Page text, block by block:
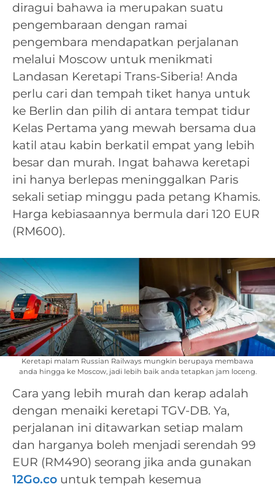
diragui bahawa ia merupakan suatu
pengembaraan dengan ramai
pengembara mendapatkan perjalanan
melalui Moscow untuk menikmati
Landasan Keretapi Trans-Siberia! Anda
perlu cari dan tempah tiket hanya untuk
ke Berlin dan pilih di antara tempat tidur
Kelas Pertama yang mewah bersama dua
katil atau kabin berkatil empat yang lebih
besar dan murah. Ingat bahawa keretapi
ini hanya berlepas meninggalkan Paris
sekali setiap minggu pada petang Khamis.
Harga kebiasaannya bermula dari 120 EUR
(RM600).
Keretapi malam Russian Railways mungkin berupaya membawa
anda hingga ke Moscow, jadi lebih baik anda tetapkan jam loceng.
Cara yang lebih murah dan kerap adalah
dengan menaiki keretapi TGV-DB. Ya,
perjalanan ini ditawarkan setiap malam
dan harganya boleh menjadi serendah 99
EUR (RM490) seorang jika anda gunakan
12Go.co untuk tempah kesemua